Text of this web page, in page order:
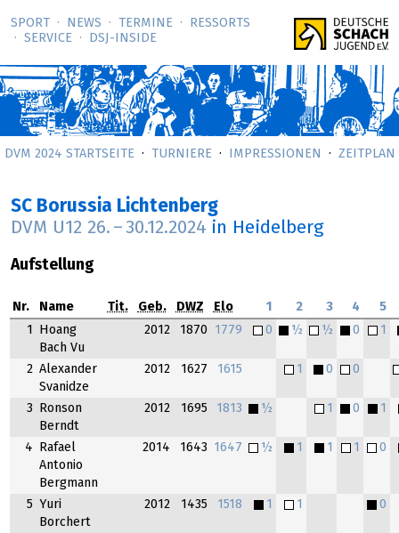
SPORT NEWS TERMINE
RESSORTS
SERVICE
DSJ-­INSIDE
DVM 2024 STARTSEITE TURNIERE IMPRESSIONEN ZEITPLAN
SC Borussia Lichtenberg
DVM U12 26. – 30.12.2024 in Heidelberg
Aufstellung
Nr. Name Tit. Geb. DWZ Elo 1 2 3 4 5
1
Hoang
Bach Vu
2012 1870 1779 0 ½ ½ 0 1
2 Alexander
Svanidze
2012 1627 1615 1 0 0
3
Ronson
Berndt
2012 1695 1813 ½ 1 0 1
4
Rafael
Antonio
Bergmann
2014 1643 1647 ½ 1 1 1 0
5
Yuri
Borchert
2012 1435 1518 1 1 0